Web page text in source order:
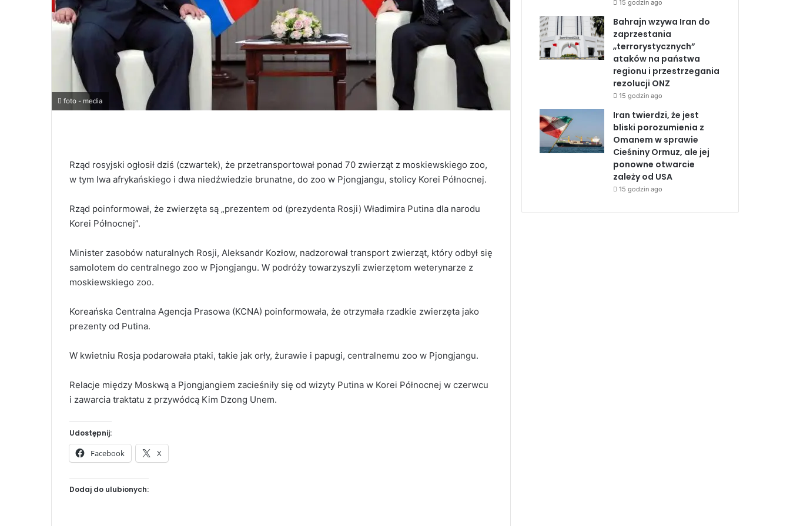
foto - media
Rząd rosyjski ogłosił dziś (czwartek), że przetransportował ponad 70 zwierząt z moskiewskiego zoo,
w tym lwa afrykańskiego i dwa niedźwiedzie brunatne, do zoo w Pjongjangu, stolicy Korei Północnej.
Rząd poinformował, że zwierzęta są „prezentem od (prezydenta Rosji) Władimira Putina dla narodu
Korei Północnej”.
Minister zasobów naturalnych Rosji, Aleksandr Kozłow, nadzorował transport zwierząt, który odbył się
samolotem do centralnego zoo w Pjongjangu. W podróży towarzyszyli zwierzętom weterynarze z
moskiewskiego zoo.
Koreańska Centralna Agencja Prasowa (KCNA) poinformowała, że otrzymała rzadkie zwierzęta jako
prezenty od Putina.
W kwietniu Rosja podarowała ptaki, takie jak orły, żurawie i papugi, centralnemu zoo w Pjongjangu.
Relacje między Moskwą a Pjongjangiem zacieśniły się od wizyty Putina w Korei Północnej w czerwcu
i zawarcia traktatu z przywódcą Kim Dzong Unem.
Udostępnij:
Facebook X
Dodaj do ulubionych:
15 godzin ago
Bahrajn wzywa Iran do
zaprzestania
„terrorystycznych”
ataków na państwa
regionu i przestrzegania
rezolucji ONZ
15 godzin ago
Iran twierdzi, że jest
bliski porozumienia z
Omanem w sprawie
Cieśniny Ormuz, ale jej
ponowne otwarcie
zależy od USA
15 godzin ago